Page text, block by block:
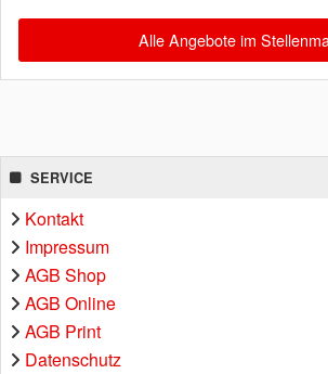
Alle Angebote im
SERVICE
Kontakt
Impressum
AGB Shop
AGB Online
AGB Print
Datenschutz